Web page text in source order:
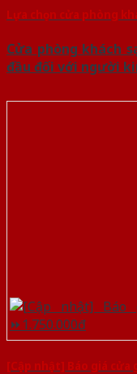
Lựa chọn cửa phòng
Cửa phòng khách
đầu đối với người
[Cập nhật] Báo giá cửa